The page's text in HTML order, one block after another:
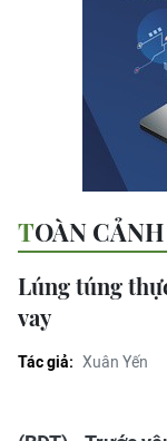
TOÀN
Lúng túng
vay
Tác giả: Xuân Yến